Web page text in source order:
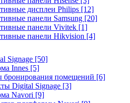
дисплеи Philips [12]
панели Samsung [20]
панели Vivitek [1]
панели Hikvision [4]
Signage [50]
Innes [5]
бронирования помещений [6]
Digital Signage [3]
Navori [9]